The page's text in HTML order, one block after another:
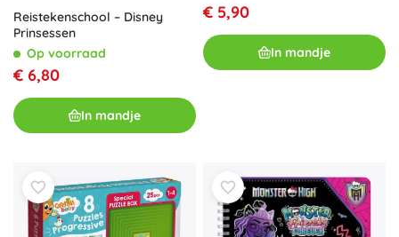
Reistekenschool – Disney
Prinsessen
Op voorraad
€ 6,80
In mandje
€ 5,90
In mandje